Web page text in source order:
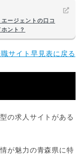
ージェントの口コ
ント？
サイト早見表に戻る
の求人サイトがある
が魅力の青森県に特